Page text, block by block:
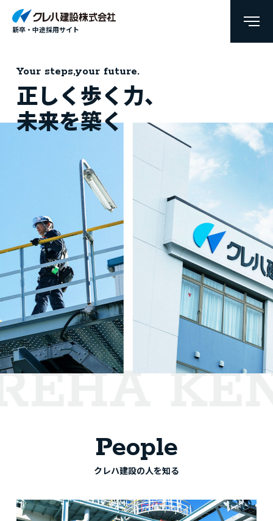
新卒・中途採用サイト
Your steps,your future.
正しく歩く力、
未来を築く
People
クレハ建設の人を知る